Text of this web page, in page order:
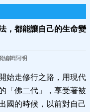
，都能讓自己的生命變
編輯阿明
始走修行之路，用現代
「佛二代」，享受著被
國的時候，以前對自己